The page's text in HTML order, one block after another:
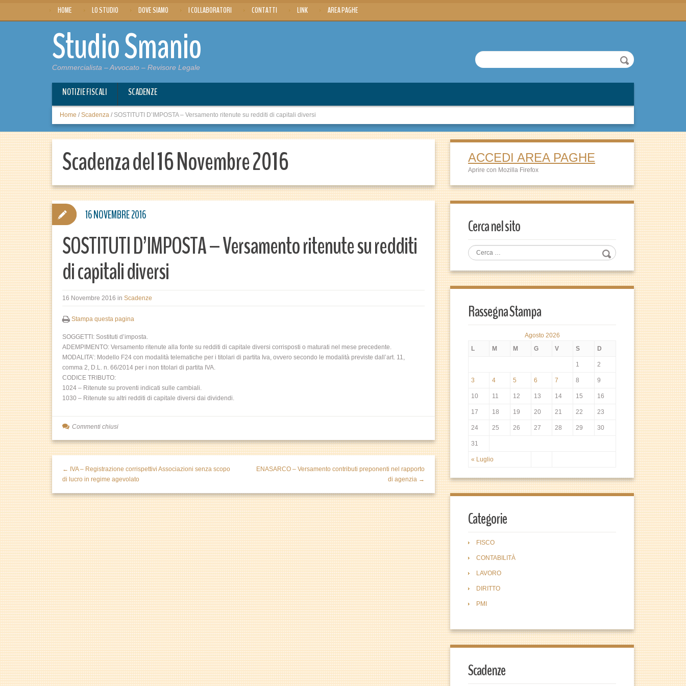
HOME LO STUDIO DOVE SIAMO I COLLABORATORI CONTATTI LINK AREA PAGHE
Studio Smanio
Commercialista – Avvocato – Revisore Legale
NOTIZIE FISCALI SCADENZE
Home / Scadenza / SOSTITUTI D’IMPOSTA – Versamento ritenute su redditi di capitali diversi
Scadenza del 16 Novembre 2016
SOSTITUTI D’IMPOSTA – Versamento ritenute su redditi
di capitali diversi
16 Novembre 2016 in Scadenze
Stampa questa pagina
SOGGETTI: Sostituti d’imposta.
ADEMPIMENTO: Versamento ritenute alla fonte su redditi di capitale diversi corrisposti o maturati nel mese precedente.
MODALITA’: Modello F24 con modalità telematiche per i titolari di partita Iva, ovvero secondo le modalità previste dall’art. 11,
comma 2, D.L. n. 66/2014 per i non titolari di partita IVA.
CODICE TRIBUTO:
1024 – Ritenute su proventi indicati sulle cambiali.
1030 – Ritenute su altri redditi di capitale diversi dai dividendi.
16 NOVEMBRE 2016
Commenti chiusi
← IVA – Registrazione corrispettivi Associazioni senza scopo
di lucro in regime agevolato
ENASARCO – Versamento contributi preponenti nel rapporto
di agenzia →
ACCEDI AREA PAGHE
Aprire con Mozilla Firefox
Cerca nel sito
Rassegna Stampa
Agosto 2026
L
M M G V S D
« Luglio
1 2
3 4 5 6 7 8 9
10 11 12 13 14 15 16
17 18 19 20 21 22 23
24 25 26 27 28 29 30
31
Categorie
FISCO
CONTABILITÀ
LAVORO
DIRITTO
PMI
Scadenze